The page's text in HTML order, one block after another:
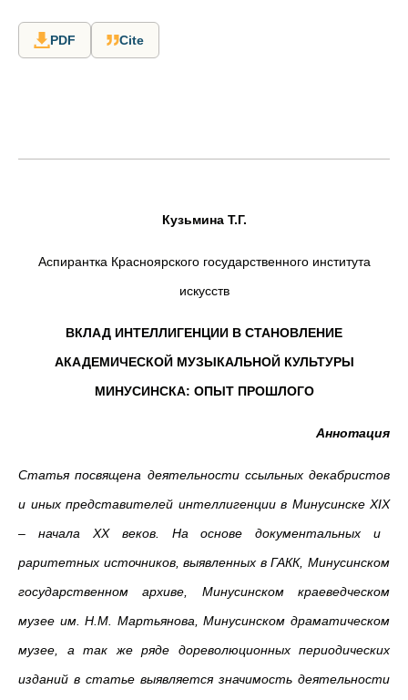
PDF Cite
Кузьмина Т.Г.
Аспирантка Красноярского государственного института
искусств
ВКЛАД ИНТЕЛЛИГЕНЦИИ В СТАНОВЛЕНИЕ
АКАДЕМИЧЕСКОЙ МУЗЫКАЛЬНОЙ КУЛЬТУРЫ
МИНУСИНСКА: ОПЫТ ПРОШЛОГО
Аннотация
Статья посвящена деятельности ссыльных декабристов
и иных представителей интеллигенции в Минусинске XIX
– начала XXвеков.
На основе документальных и
раритетных источников, выявленных вГАКК, Минусинском
государственном архиве, Минусинском краеведческом
музее им. Н.М. Мартьянова, Минусинском драматическом
музее, а так же ряде дореволюционных периодических
изданий в статье выявляется значимость деятельности